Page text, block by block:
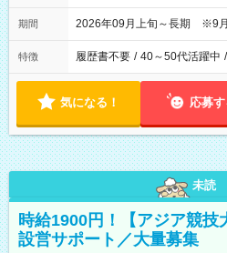
期間 2026年09月上旬～長期 ※9月
特徴 履歴書不要 / 40～50代活躍中 /
気になる！ 応募す
未読
時給1900円！【アジア競技
設営サポート／大量募集